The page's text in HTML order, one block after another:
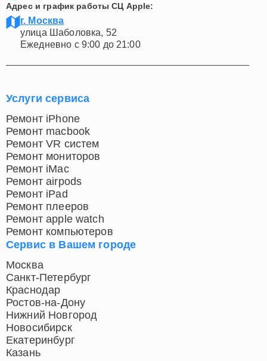
Адрес и график работы СЦ Apple:
г. Москва
улица Шаболовка, 52
Ежедневно с 9:00 до 21:00
Сервис в Вашем городе
Москва
Санкт-Петербург
Краснодар
Ростов-на-Дону
Нижний Новгород
Новосибирск
Екатеринбург
Казань
Услуги сервиса
Ремонт iPhone
Ремонт macbook
Ремонт VR систем
Ремонт мониторов
Ремонт iMac
Ремонт airpods
Ремонт iPad
Ремонт плееров
Ремонт apple watch
Ремонт компьютеров